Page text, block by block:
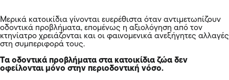
Μερικά κατοικίδια γίνονται ευερέθιστα όταν αντιμετωπίζουν
οδοντικά προβλήματα, επομένως η αξιολόγηση από τον
κτηνίατρο χρειάζονται και οι φαινομενικά ανεξήγητες αλλαγές
στη συμπεριφορά τους.
Τα οδοντικά προβλήματα στα κατοικίδια ζώα δεν
οφείλονται μόνο στην περιοδοντική νόσο.